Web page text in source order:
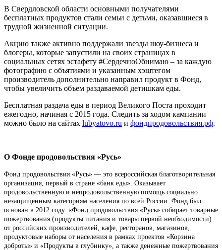
В Свердловской области основными получателями
бесплатных продуктов стали семьи с детьми, оказавшиеся в
трудной жизненной ситуации.
Акцию также активно поддержали звезды шоу-бизнеса и
блогеры, которые запустили на своих страницах в
социальных сетях эстафету #СердечноОбнимаю – за каждую
фотографию с объятиями и указанным хэштегом
производитель дополнительно направил продукт в Фонд,
чтобы увеличить объем раздаваемой детишкам еды.
Бесплатная раздача еды в период Великого Поста проходит
ежегодно, начиная с 2015 года. Следить за ходом кампании
можно было на сайтах lubyatovo.ru и фондпродовольствия.рф.
О Фонде продовольствия «Русь»
Фонд продовольствия «Русь» — это всероссийская благотворительная
организация, первый в стране «банк еды». Оказывает
продовольственную и непродовольственную помощь социально
незащищенным категориям населения по всей России. Фонд был
основан в 2012 году. «Фонд продовольствия «Русь» собирает товарные
пожертвования (продукты питания и товары первой необходимости)
от российских производителей, кафе, ресторанов, магазинов,
продуктовые наборы от населения в рамках проектов «Корзина
доброты» и «Продукты в глубинку», а также денежные пожертвования